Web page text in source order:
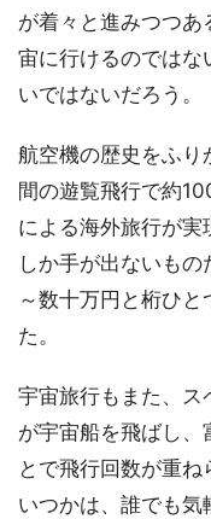
が着々と進みつつ
宙に行けるのではな
いではないだろう。
航空機の歴史をふり
間の遊覧飛行で約
による海外旅行が
しか手が出ないも
～数十万円と桁ひ
た。
宇宙旅行もまた、ス
が宇宙船を飛ばし、
とで飛行回数が重
いつかは、誰でも